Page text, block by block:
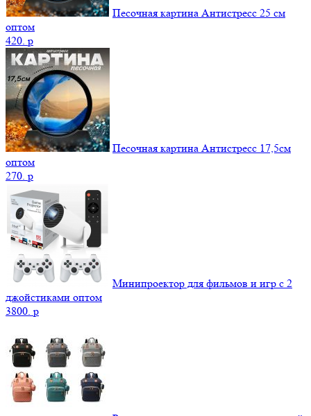
Песочная картина Антистресс 25 см
оптом
420. p
Песочная картина Антистресс 17,5см
оптом
270. p
Минипроектор для фильмов и игр с 2
джойстиками оптом
3800. p